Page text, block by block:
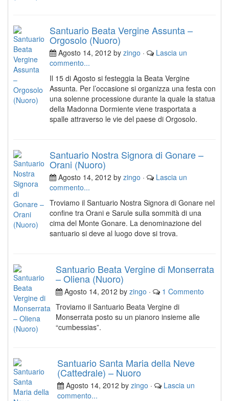
Santuario Beata Vergine Assunta –
Orgosolo (Nuoro)
Agosto 14, 2012 by zingo ·
Lascia un
commento...
Il 15 di Agosto si festeggia la Beata Vergine
Assunta. Per l’occasione si organizza una festa con
una solenne processione durante la quale la statua
della Madonna Dormiente viene trasportata a
spalle attraverso le vie del paese di Orgosolo.
Santuario Nostra Signora di Gonare –
Orani (Nuoro)
Agosto 14, 2012 by zingo ·
Lascia un
commento...
Troviamo il Santuario Nostra Signora di Gonare nel
confine tra Orani e Sarule sulla sommità di una
cima del Monte Gonare. La denominazione del
santuario si deve al luogo dove si trova.
Santuario Beata Vergine di Monserrata
– Oliena (Nuoro)
Agosto 14, 2012 by zingo ·
1 Commento
Troviamo il Santuario Beata Vergine di
Monserrata posto su un pianoro insieme alle
“cumbessias”.
Santuario Santa Maria della Neve
(Cattedrale) – Nuoro
Agosto 14, 2012 by zingo ·
Lascia un
commento...